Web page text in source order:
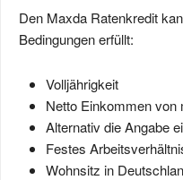
Den Maxda Ratenkredit
Bedingungen erfüllt:
Volljährigkeit
Netto Einkommen von
Alternativ die Angabe
Festes
Wohnsitz in